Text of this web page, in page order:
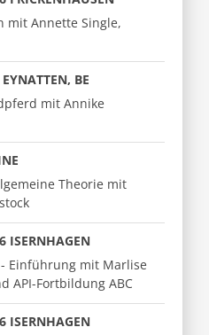
mit Annette Single,
BE
mit Annike
Theorie mit
ISERNHAGEN
Einführung mit Marlise
API-Fortbildung ABC
ISERNHAGEN